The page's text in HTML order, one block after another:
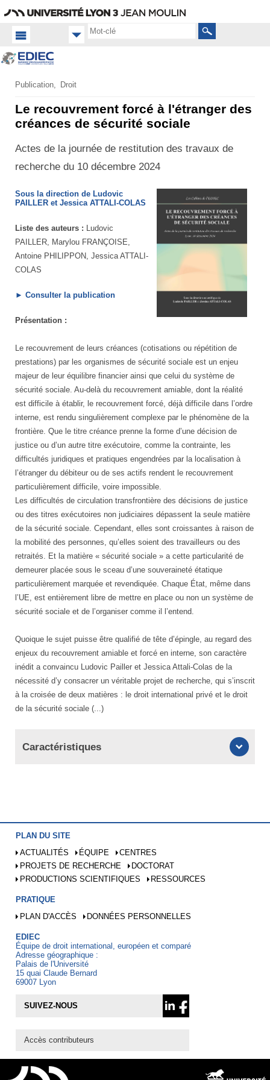
Rechercher
Accueil FR
Productions
scientifiques
de l'EDIEC
Publication Droit
Le recouvrement forcé à l'étranger des
créances de sécurité sociale
Actes de la journée de restitution des travaux de
recherche du 10 décembre 2024
Sous la direction de Ludovic
PAILLER et Jessica ATTALI-COLAS
Liste des auteurs : Ludovic
PAILLER, Marylou FRANÇOISE,
Antoine PHILIPPON, Jessica ATTALI-
COLAS
► Consulter la publication
Présentation :
Le recouvrement de leurs créances (cotisations ou répétition de
prestations) par les organismes de sécurité sociale est un enjeu
majeur de leur équilibre financier ainsi que celui du système de
sécurité sociale. Au-delà du recouvrement amiable, dont la réalité
est difficile à établir, le recouvrement forcé, déjà difficile dans l’ordre
interne, est rendu singulièrement complexe par le phénomène de la
frontière. Que le titre créance prenne la forme d’une décision de
justice ou d’un autre titre exécutoire, comme la contrainte, les
difficultés juridiques et pratiques engendrées par la localisation à
l’étranger du débiteur ou de ses actifs rendent le recouvrement
particulièrement difficile, voire impossible.
Les difficultés de circulation transfrontière des décisions de justice
ou des titres exécutoires non judiciaires dépassent la seule matière
de la sécurité sociale. Cependant, elles sont croissantes à raison de
la mobilité des personnes, qu’elles soient des travailleurs ou des
retraités. Et la matière « sécurité sociale » a cette particularité de
demeurer placée sous le sceau d’une souveraineté étatique
particulièrement marquée et revendiquée. Chaque État, même dans
l’UE, est entièrement libre de mettre en place ou non un système de
sécurité sociale et de l’organiser comme il l’entend.
Quoique le sujet puisse être qualifié de tête d’épingle, au regard des
enjeux du recouvrement amiable et forcé en interne, son caractère
inédit a convaincu Ludovic Pailler et Jessica Attali-Colas de la
nécessité d’y consacrer un véritable projet de recherche, qui s’inscrit
à la croisée de deux matières : le droit international privé et le droit
de la sécurité sociale (...)
Caractéristiques
PLAN DU SITE
ACTUALITÉS
ÉQUIPE
CENTRES
PROJETS DE RECHERCHE
DOCTORAT
PRODUCTIONS SCIENTIFIQUES
RESSOURCES
PRATIQUE
PLAN D'ACCÈS
DONNÉES PERSONNELLES
EDIEC
Équipe de droit international, européen et comparé
Adresse géographique :
Palais de l'Université
15 quai Claude Bernard
69007 Lyon
SUIVEZ-NOUS
Accès contributeurs